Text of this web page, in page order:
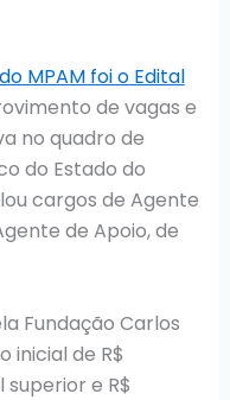
MPAM foi o Edital
de vagas e
no quadro de
do Estado do
cargos de Agente
de Apoio, de
Fundação Carlos
inicial de R$
superior e R$